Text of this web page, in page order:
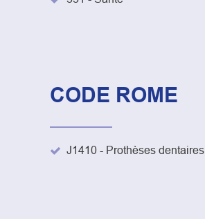
CODE ROME
J1410 - Prothèses dentaires